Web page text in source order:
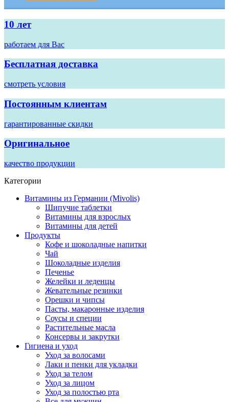
10 лет
работаем для Вас
Бесплатная доставка
смотреть условия
Постоянным клиентам
гарантированные скидки
Оригинальное
качество продукции
Категории
Витамины из Германии (Mivolis)
Шипучие таблетки
Витамины для взрослых
Витамины для детей
Продукты
Кофе и шоколадные напитки
Чай
Шоколадные изделия
Печенье
Желейки и леденцы
Жевательные резинки
Орешки и чипсы
Пасты, макаронные изделия
Соусы и специи
Растительные масла
Консервы и закрутки
Гигиена и уход
Уход за волосами
Лаки и пенки для укладки
Уход за телом
Уход за лицом
Уход за полостью рта